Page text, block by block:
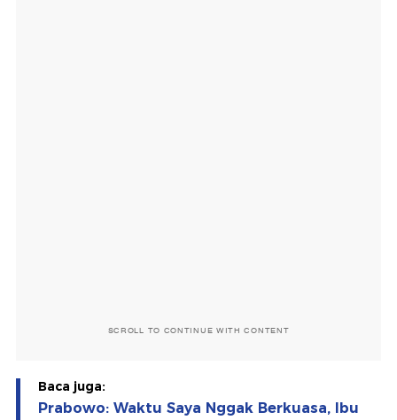
SCROLL TO CONTINUE WITH CONTENT
Baca juga:
Prabowo: Waktu Saya Nggak Berkuasa, Ibu